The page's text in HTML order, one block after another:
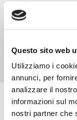
Questo sito web
Utilizziamo i
annunci, per
analizzare il
informazioni sul
nostri partner che